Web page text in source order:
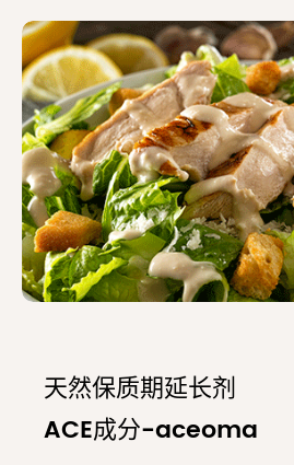
天然保质期延长剂
ACE成分-aceoma